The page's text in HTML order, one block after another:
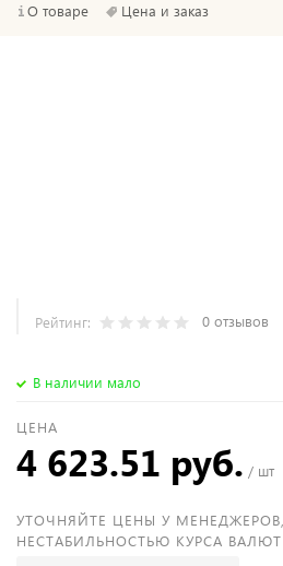
О товаре Цена и заказ
Рейтинг: 0 отзывов
В наличии мало
ЦЕНА
4 623.51 руб. / шт
УТОЧНЯЙТЕ ЦЕНЫ У
НЕСТАБИЛЬНОСТЬЮ КУРСА ВАЛЮТ